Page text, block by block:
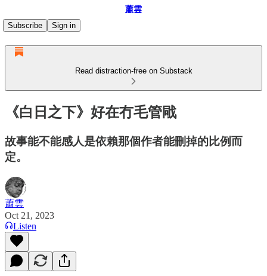
蕭雲
Subscribe
Sign in
Read distraction-free on Substack
《白日之下》好在冇毛管戙
故事能不能感人是依賴那個作者能刪掉的比例而
定。
蕭雲
Oct 21, 2023
Listen